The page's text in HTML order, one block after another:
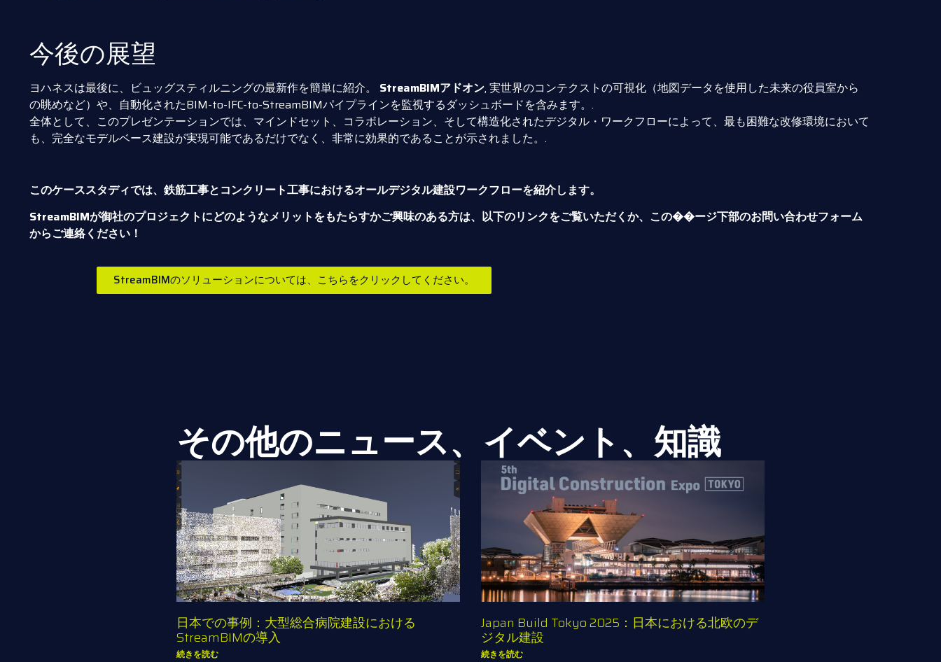
今後の展望
ヨハネスは最後に、ビュッグスティルニングの最新作を簡単に紹介。 StreamBIMアドオン, 実世界のコンテクストの可視化（地図データを使用した未来の役員室から
の眺めなど）や、自動化されたBIM-to-IFC-to-StreamBIMパイプラインを監視するダッシュボードを含みます。.
全体として、このプレゼンテーションでは、マインドセット、コラボレーション、そして構造化されたデジタル・ワークフローによって、最も困難な改修環境において
も、完全なモデルベース建設が実現可能であるだけでなく、非常に効果的であることが示されました。.
このケーススタディでは、鉄筋工事とコンクリート工事におけるオールデジタル建設ワークフローを紹介します。
StreamBIMが御社のプロジェクトにどのようなメリットをもたらすかご興味のある方は、以下のリンクをご覧いただくか、この��ージ下部のお問い合わせフォーム
からご連絡ください！
StreamBIMのソリューションについては、こちらをクリックしてください。
その他のニュース、イベント、知識
日本での事例：大型総合病院建設における
StreamBIMの導入
続きを読む
Japan Build Tokyo 2025：日本における北欧のデ
ジタル建設
続きを読む